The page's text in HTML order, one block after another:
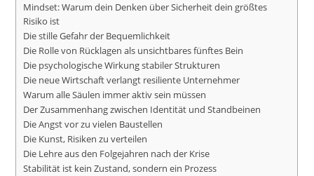
Mindset: Warum dein Denken über Sicherheit dein größtes
Risiko ist
Die stille Gefahr der Bequemlichkeit
Die Rolle von Rücklagen als unsichtbares fünftes Bein
Die psychologische Wirkung stabiler Strukturen
Die neue Wirtschaft verlangt resiliente Unternehmer
Warum alle Säulen immer aktiv sein müssen
Der Zusammenhang zwischen Identität und Standbeinen
Die Angst vor zu vielen Baustellen
Die Kunst, Risiken zu verteilen
Die Lehre aus den Folgejahren nach der Krise
Stabilität ist kein Zustand, sondern ein Prozess